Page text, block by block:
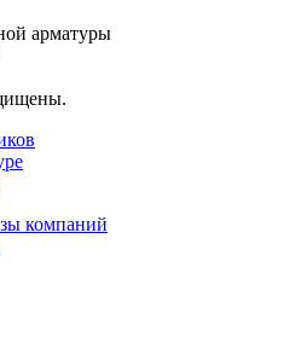
арматуры
компаний